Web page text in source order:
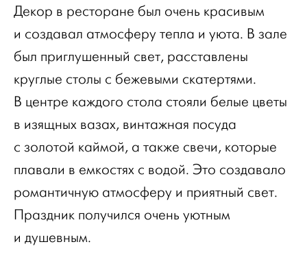
Декор в ресторане был очень красивым
и создавал атмосферу тепла и уюта. В зале
был приглушенный свет, расставлены
круглые столы с бежевыми скатертями.
В центре каждого стола стояли белые цветы
в изящных вазах, винтажная посуда
с золотой каймой, а также свечи, которые
плавали в емкостях с водой. Это создавало
романтичную атмосферу и приятный свет.
Праздник получился очень уютным
и душевным.